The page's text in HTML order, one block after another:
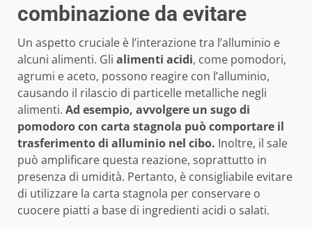
combinazione da evitare
Un aspetto cruciale è l’interazione tra l’alluminio e
alcuni alimenti. Gli alimenti acidi, come pomodori,
agrumi e aceto, possono reagire con l’alluminio,
causando il rilascio di particelle metalliche negli
alimenti. Ad esempio, avvolgere un sugo di
pomodoro con carta stagnola può comportare il
trasferimento di alluminio nel cibo. Inoltre, il sale
può amplificare questa reazione, soprattutto in
presenza di umidità. Pertanto, è consigliabile evitare
di utilizzare la carta stagnola per conservare o
cuocere piatti a base di ingredienti acidi o salati.